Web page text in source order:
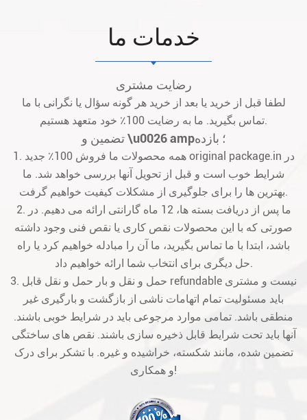
خدمات ما
رضایت مشتری
لطفا قبل از خرید یا بعد از خرید هر گونه سؤال یا نگرانی با ما
تماس بگیرید. ما به رضایت 100٪ خود متعهد هستیم.
تضمین و \u0026 amp؛ بازده
1. همه محصولات ما فروش 100٪ جدید original package.in در
شرایط خوب است و قبل از تحویل آنها بررسی خواهد شد. ما
بهترین ها را برای جلوگیری از مشکلات کیفیت خواهیم گرفت.
2. ما پس از دریافت بسته ها، 12 ماه گارانتی ارائه می دهیم. در
صورتی که با این محصولات نقص کاری یا نقص فنی وجود داشته
باشد، ابتدا با ما تماس بگیرید، ما آن را مبادله خواهیم کرد یا راه
حل دیگری برای انتخاب شما ارائه خواهیم داد.
3. حمل و نقل و بار حمل و نقل قابل refundable نیست و مشتری
باید مسئولیت تمام اتهامات ناشی از بازگشت و بارگیری غیر
منطقی باشد. تمامی موارد مرجوعی باید در شرایط خوبی باشند.
آنها باید تحت شرایط قابل ذخیره سازی باشند. نقص های ساختگی
تضمین شده، مانند شکسته، خراشیده و غیره. با تشکر برای درک
و همکاری!